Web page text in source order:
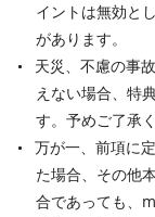
イントは無効と
があります。
天災、不慮の事
えない場合、特
す。予めご了承
万が一、前項に
た場合、その他
合であっても、